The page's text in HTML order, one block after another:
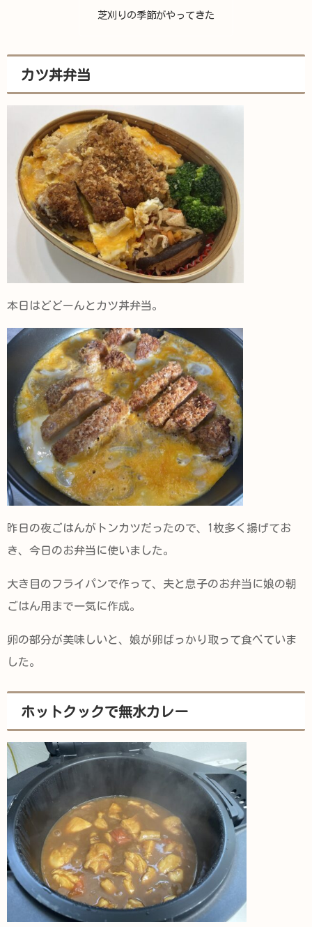
芝刈りの季節がやってきた
カツ丼弁当
本日はどどーんとカツ丼弁当。
昨日の夜ごはんがトンカツだったので、1枚多く揚げてお
き、今日のお弁当に使いました。
大き目のフライパンで作って、夫と息子のお弁当に娘の朝
ごはん用まで一気に作成。
卵の部分が美味しいと、娘が卵ばっかり取って食べていま
した。
ホットクックで無水カレー